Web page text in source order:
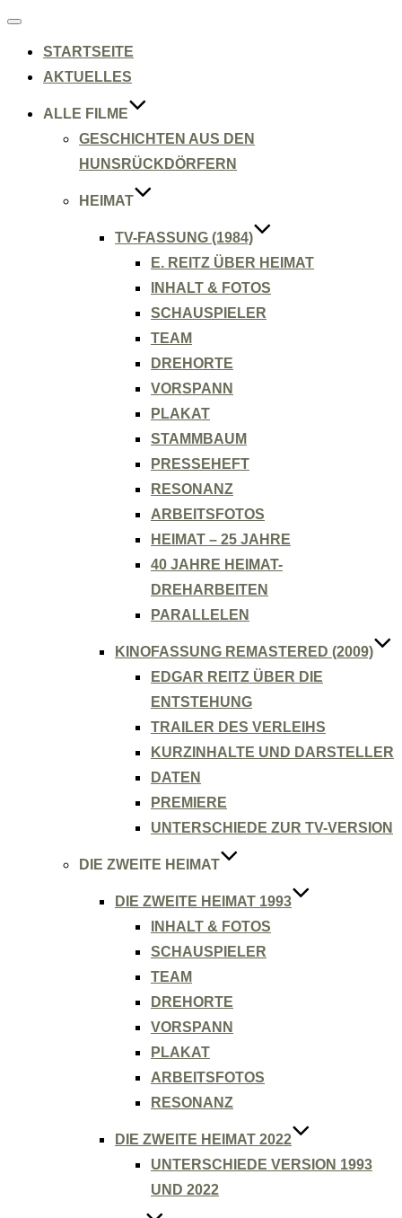
Navigation
STARTSEITE
AKTUELLES
ALLE FILME
GESCHICHTEN AUS DEN
HUNSRÜCKDÖRFERN
HEIMAT
TV-FASSUNG (1984)
E. REITZ ÜBER HEIMAT
INHALT & FOTOS
SCHAUSPIELER
TEAM
DREHORTE
VORSPANN
PLAKAT
STAMMBAUM
PRESSEHEFT
RESONANZ
ARBEITSFOTOS
HEIMAT – 25 JAHRE
40 JAHRE HEIMAT-
DREHARBEITEN
PARALLELEN
KINOFASSUNG REMASTERED (2009)
EDGAR REITZ ÜBER DIE
ENTSTEHUNG
TRAILER DES VERLEIHS
KURZINHALTE UND DARSTELLER
DATEN
PREMIERE
UNTERSCHIEDE ZUR TV-VERSION
DIE ZWEITE HEIMAT
DIE ZWEITE HEIMAT 1993
INHALT & FOTOS
SCHAUSPIELER
TEAM
DREHORTE
VORSPANN
PLAKAT
ARBEITSFOTOS
RESONANZ
DIE ZWEITE HEIMAT 2022
UNTERSCHIEDE VERSION 1993
UND 2022